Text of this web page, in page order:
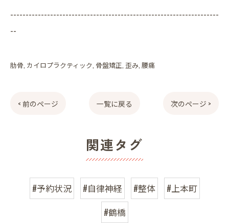
--------------------------------------------------------------------
--
肋骨 カイロプラクティック 骨盤矯正 歪み 腰痛
< 前のページ 一覧に戻る 次のページ >
関連タグ
#予約状況 #自律神経 #整体
#上本町
#鶴橋